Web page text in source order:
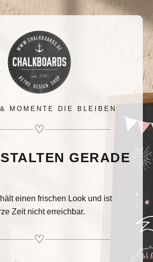
MOMENTE DIE BLEIBEN
♡
GERADE
einen frischen Look und ist
Zeit nicht erreichbar.
♡